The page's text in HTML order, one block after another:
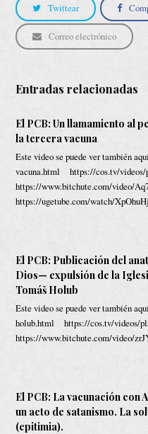
Twittear
Correo electrónico
Entradas relacionadas
El PCB: Un llamamiento al
la tercera vacuna
Este video se puede ver también
vacuna.html https://cos.tv/videos/
https://www.bitchute.com/video/
https://ugetube.com/watch/
El PCB: Publicación del
Dios— expulsión de la
Tomáš Holub
Este video se puede ver también
holub.html https://cos.tv/videos/
https://www.bitchute.com/video/
El PCB: La vacunación con
un acto de satanismo. La
(epitimia).